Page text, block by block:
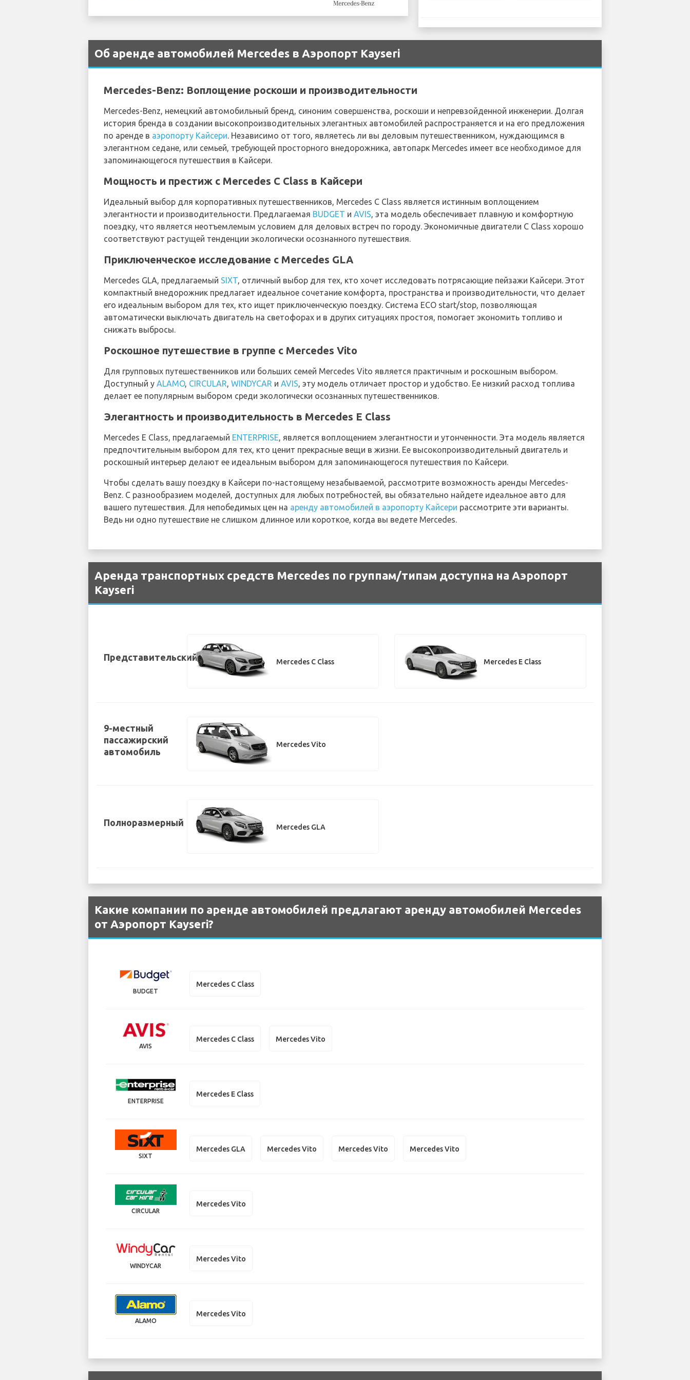
Об аренде автомобилей Mercedes в Аэропорт Kayseri
Mercedes-Benz: Воплощение роскоши и производительности
Mercedes-Benz, немецкий автомобильный бренд, синоним совершенства, роскоши и непревзойденной инженерии. Долгая
история бренда в создании высокопроизводительных элегантных автомобилей распространяется и на его предложения
по аренде в аэропорту Кайсери. Независимо от того, являетесь ли вы деловым путешественником, нуждающимся в
элегантном седане, или семьей, требующей просторного внедорожника, автопарк Mercedes имеет все необходимое для
запоминающегося путешествия в Кайсери.
Мощность и престиж с Mercedes C Class в Кайсери
Идеальный выбор для корпоративных путешественников, Mercedes C Class является истинным воплощением
элегантности и производительности. Предлагаемая BUDGET и AVIS, эта модель обеспечивает плавную и комфортную
поездку, что является неотъемлемым условием для деловых встреч по городу. Экономичные двигатели C Class хорошо
соответствуют растущей тенденции экологически осознанного путешествия.
Приключенческое исследование с Mercedes GLA
Mercedes GLA, предлагаемый SIXT, отличный выбор для тех, кто хочет исследовать потрясающие пейзажи Кайсери. Этот
компактный внедорожник предлагает идеальное сочетание комфорта, пространства и производительности, что делает
его идеальным выбором для тех, кто ищет приключенческую поездку. Система ECO start/stop, позволяющая
автоматически выключать двигатель на светофорах и в других ситуациях простоя, помогает экономить топливо и
снижать выбросы.
Роскошное путешествие в группе с Mercedes Vito
Для групповых путешественников или больших семей Mercedes Vito является практичным и роскошным выбором.
Доступный у ALAMO, CIRCULAR, WINDYCAR и AVIS, эту модель отличает простор и удобство. Ее низкий расход топлива
делает ее популярным выбором среди экологически осознанных путешественников.
Элегантность и производительность в Mercedes E Class
Mercedes E Class, предлагаемый ENTERPRISE, является воплощением элегантности и утонченности. Эта модель является
предпочтительным выбором для тех, кто ценит прекрасные вещи в жизни. Ее высокопроизводительный двигатель и
роскошный интерьер делают ее идеальным выбором для запоминающегося путешествия по Кайсери.
Чтобы сделать вашу поездку в Кайсери по-настоящему незабываемой, рассмотрите возможность аренды Mercedes-
Benz. С разнообразием моделей, доступных для любых потребностей, вы обязательно найдете идеальное авто для
вашего путешествия. Для непобедимых цен на аренду автомобилей в аэропорту Кайсери рассмотрите эти варианты.
Ведь ни одно путешествие не слишком длинное или короткое, когда вы ведете Mercedes.
Аренда транспортных средств Mercedes по группам/типам доступна на Аэропорт
Kayseri
Представительский Mercedes C Class Mercedes E Class
9-местный
пассажирский
автомобиль
Mercedes Vito
Полноразмерный Mercedes GLA
Какие компании по аренде автомобилей предлагают аренду автомобилей Mercedes
от Аэропорт Kayseri?
BUDGET
Mercedes C Class
AVIS
Mercedes C Class Mercedes Vito
ENTERPRISE
Mercedes E Class
SIXT
Mercedes GLA Mercedes Vito Mercedes Vito Mercedes Vito
CIRCULAR
Mercedes Vito
WINDYCAR
Mercedes Vito
ALAMO
Mercedes Vito